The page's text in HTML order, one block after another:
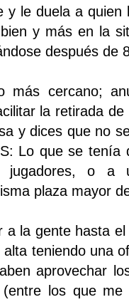
y le duela a
y más en la
después de
más cercano;
la retirada
y dices que no
Lo que se tenía
o a
plaza mayor
a la gente hasta
teniendo una
aprovechar
(entre los que